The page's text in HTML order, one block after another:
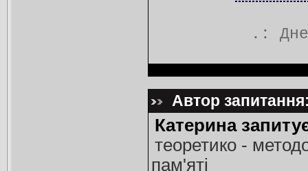
.:
Автор
Катерина
теоретико -
пам'яті